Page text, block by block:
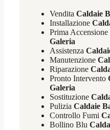
Vendita Caldaie
Installazione
Prima Accensione
Galeria
Assistenza
Manutenzione
Riparazione
Pronto Intervento
Galeria
Sostituzione
Pulizia Caldaie
Controllo Fumi
Bollino Blu